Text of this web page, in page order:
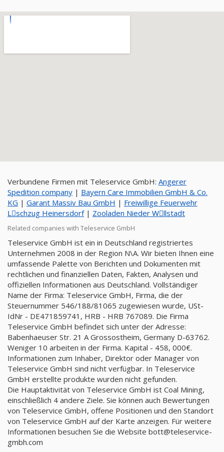
Verbundene Firmen mit Teleservice GmbH: Angerer
Spedition company | Bayern Care Immobilien GmbH & Co.
KG | Garant Massiv Bau GmbH | Freiwillige Feuerwehr
Lِschzug Heinersdorf| Zooladen Nieder Wِllstadt
Related companies with Teleservice GmbH
Teleservice GmbH ist ein in Deutschland registriertes
Unternehmen 2008 in der Region N\A. Wir bieten Ihnen eine
umfassende Palette von Berichten und Dokumenten mit
rechtlichen und finanziellen Daten, Fakten, Analysen und
offiziellen Informationen aus Deutschland. Vollständiger
Name der Firma: Teleservice GmbH, Firma, die der
Steuernummer 546/188/81065 zugewiesen wurde, USt-
IdNr - DE471859741, HRB - HRB 767089. Die Firma
Teleservice GmbH befindet sich unter der Adresse:
Babenhaeuser Str. 21 A Grossostheim, Germany D-63762.
Weniger 10 arbeiten in der Firma. Kapital - 458, 000€.
Informationen zum Inhaber, Direktor oder Manager von
Teleservice GmbH sind nicht verfügbar. In Teleservice
GmbH erstellte produkte wurden nicht gefunden.
Die Hauptaktivität von Teleservice GmbH ist Coal Mining,
einschließlich 4 andere Ziele. Sie können auch Bewertungen
von Teleservice GmbH, offene Positionen und den Standort
von Teleservice GmbH auf der Karte anzeigen. Für weitere
Informationen besuchen Sie die Website bott@teleservice-
gmbh.com